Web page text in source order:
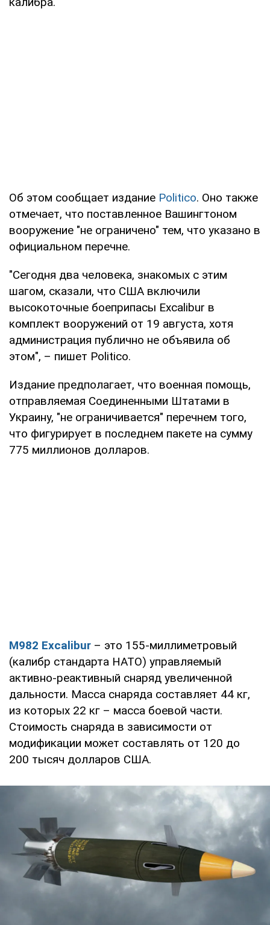
Об этом сообщает издание Politico. Оно также
отмечает, что поставленное Вашингтоном
вооружение "не ограничено" тем, что указано в
официальном перечне.
"Сегодня два человека, знакомых с этим
шагом, сказали, что США включили
высокоточные боеприпасы Excalibur в
комплект вооружений от 19 августа, хотя
администрация публично не объявила об
этом", – пишет Politico.
Издание предполагает, что военная помощь,
отправляемая Соединенными Штатами в
Украину, "не ограничивается" перечнем того,
что фигурирует в последнем пакете на сумму
775 миллионов долларов.
M982 Excalibur – это 155-миллиметровый
(калибр стандарта НАТО) управляемый
активно-реактивный снаряд увеличенной
дальности. Масса снаряда составляет 44 кг,
из которых 22 кг – масса боевой части.
Стоимость снаряда в зависимости от
модификации может составлять от 120 до
200 тысяч долларов США.